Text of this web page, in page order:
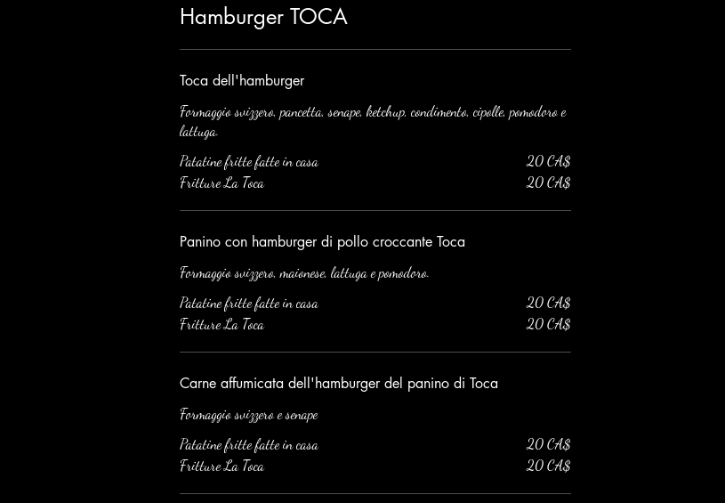
Hamburger TOCA
Toca dell'hamburger
Formaggio svizzero, pancetta, senape, ketchup, condimento, cipolle, pomodoro e
lattuga.
Patatine fritte fatte in casa
20 CA$
Fritture La Toca
20 CA$
Panino con hamburger di pollo croccante Toca
Formaggio svizzero, maionese, lattuga e pomodoro.
Patatine fritte fatte in casa
20 CA$
Fritture La Toca
20 CA$
Carne affumicata dell'hamburger del panino di Toca
Formaggio svizzero e senape
Patatine fritte fatte in casa
20 CA$
Fritture La Toca
20 CA$